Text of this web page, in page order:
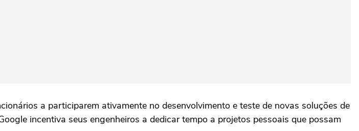
a participarem ativamente no desenvolvimento e teste de novas soluções de
incentiva seus engenheiros a dedicar tempo a projetos pessoais que possam